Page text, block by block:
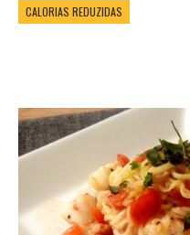
CALORIAS REDUZIDAS